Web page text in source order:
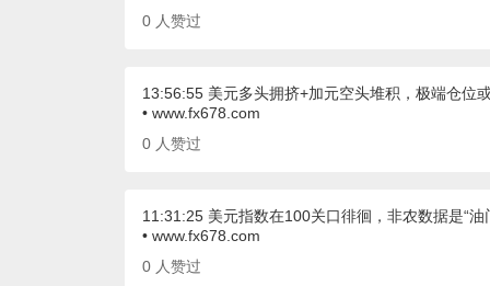
0 人赞过
13:56:55 美元多头拥挤+加元空头堆积，极端仓位
• www.fx678.com
0 人赞过
11:31:25 美元指数在100关口徘徊，非农数据是“油
• www.fx678.com
0 人赞过